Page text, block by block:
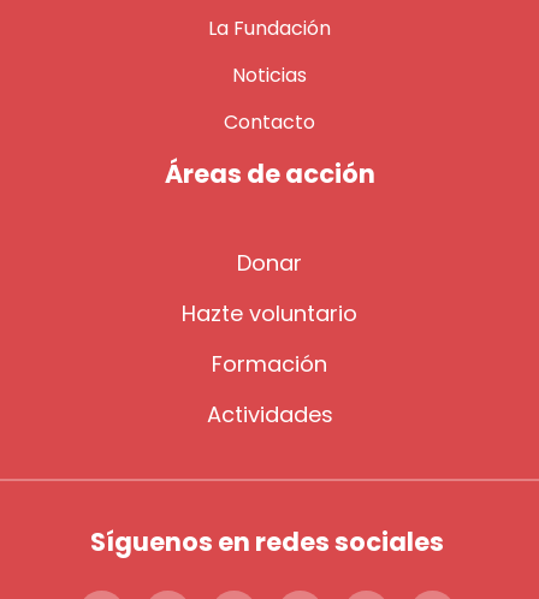
La Fundación
Noticias
Contacto
Áreas de acción
Donar
Hazte voluntario
Formación
Actividades
Síguenos en redes sociales